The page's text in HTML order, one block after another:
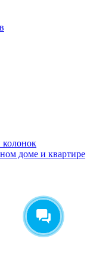
колонок
доме и квартире